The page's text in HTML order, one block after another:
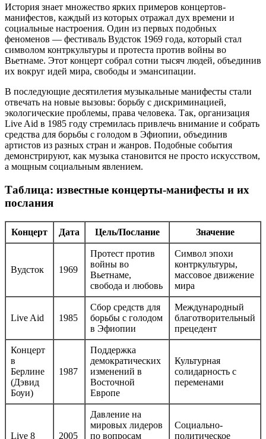
История знает множество ярких примеров концертов-
манифестов, каждый из которых отражал дух времени и
социальные настроения. Один из первых подобных
феноменов — фестиваль Вудсток 1969 года, который стал
символом контркультуры и протеста против войны во
Вьетнаме. Этот концерт собрал сотни тысяч людей, объединив
их вокруг идей мира, свободы и эмансипации.
В последующие десятилетия музыкальные манифесты стали
отвечать на новые вызовы: борьбу с дискриминацией,
экологические проблемы, права человека. Так, организация
Live Aid в 1985 году стремилась привлечь внимание и собрать
средства для борьбы с голодом в Эфиопии, объединив
артистов из разных стран и жанров. Подобные события
демонстрируют, как музыка становится не просто искусством,
а мощным социальным явлением.
Таблица: известные концерты-манифесты и их
послания
Концерт Дата Цель/Послание Значение
Вудсток 1969
Протест против
войны во
Вьетнаме,
свобода и любовь
Символ эпохи
контркультуры,
массовое движение
мира
Live Aid 1985
Сбор средств для
борьбы с голодом
в Эфиопии
Международный
благотворительный
прецедент
Концерт
в
Берлине
(Дэвид
Боуи)
1987
Поддержка
демократических
изменений в
Восточной
Европе
Культурная
солидарность с
переменами
Live 8 2005
Давление на
мировых лидеров
по вопросам
Социально-
политическое